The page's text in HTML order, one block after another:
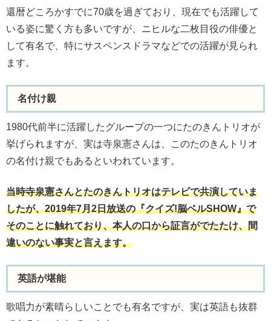
還暦どころかすでに70歳を過ぎており、現在でも活躍して
いる姿に驚く方も多いですが、ニヒルな二枚目役の俳優と
して有名で、特にサスペンスドラマなどでの活躍が見られ
ます。
名付け親
1980代前半に活躍したグループの一つにたのきんトリオが
挙げられますが、実は寺泉憲さんは、このたのきんトリオ
の名付け親でもあるといわれています。
当時寺泉憲さんとたのきんトリオはテレビで共演していま
したが、2019年7月2日放送の『クイズ!脳ベルSHOW』で
そのことに触れており、本人の口から証言がでたたけ、間
違いのない事実と言えます。
英語が堪能
歌唱力が素晴らしいことでも有名ですが、実は英語も抜群